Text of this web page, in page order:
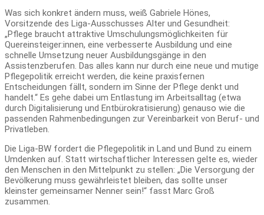
Was sich konkret ändern muss, weiß Gabriele Hönes,
Vorsitzende des Liga-Ausschusses Alter und Gesundheit:
„Pflege braucht attraktive Umschulungsmöglichkeiten für
Quereinsteiger:innen, eine verbesserte Ausbildung und eine
schnelle Umsetzung neuer Ausbildungsgänge in den
Assistenzberufen. Das alles kann nur durch eine neue und mutige
Pflegepolitik erreicht werden, die keine praxisfernen
Entscheidungen fällt, sondern im Sinne der Pflege denkt und
handelt.“ Es gehe dabei um Entlastung im Arbeitsalltag (etwa
durch Digitalisierung und Entbürokratisierung) genauso wie die
passenden Rahmenbedingungen zur Vereinbarkeit von Beruf- und
Privatleben.
Die Liga-BW fordert die Pflegepolitik in Land und Bund zu einem
Umdenken auf. Statt wirtschaftlicher Interessen gelte es, wieder
den Menschen in den Mittelpunkt zu stellen: „Die Versorgung der
Bevölkerung muss gewährleistet bleiben, das sollte unser
kleinster gemeinsamer Nenner sein!“ fasst Marc Groß
zusammen.